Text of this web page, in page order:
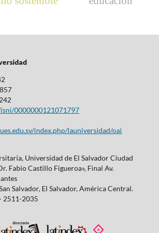
0000000121071797
index.php/launiversidad/oai
Universidad de El Salvador Ciudad
Fabio Castillo Figueroa», Final Av.
Salvador, El Salvador, América Central.
2511-2035